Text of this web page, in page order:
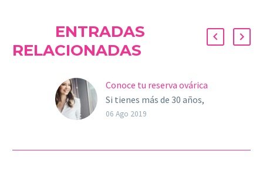
ENTRADAS
RELACIONADAS
Conoce tu reserva ovárica
Si tienes más de 30 años,
y deseas ser madre pero
06 Ago 2019